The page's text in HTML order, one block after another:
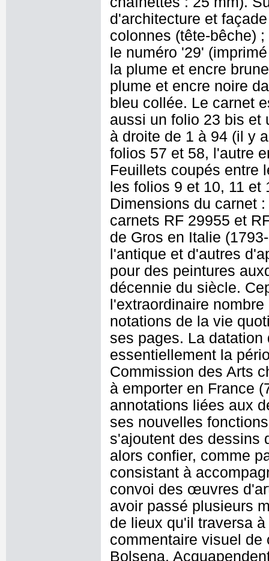
d'architecture et
colonnes (tête-bêche)
le numéro '29'
la plume et encre
plume et encre noire
bleu collée. Le carnet
aussi un folio 23 bis et
à droite de 1 à 94 (il y
folios 57 et 58, l'autre
Feuillets coupés entre
les folios 9 et 10, 11
Dimensions du carnet
carnets RF 29955 et
de Gros en Italie
l'antique et d'autres
pour des peintures
décennie du siècle.
l'extraordinaire
notations de la vie
ses pages. La
essentiellement la
Commission des Arts
à emporter en France
annotations liées aux
ses nouvelles
s'ajoutent des dessins
alors confier, comme
consistant à
convoi des œuvres
avoir passé plusieurs
de lieux qu'il traversa
commentaire visuel de
Bolsena,